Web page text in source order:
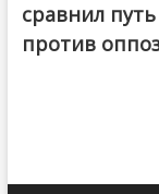
сравнил
против